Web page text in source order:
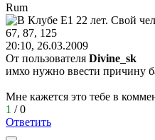
Rum
20:10, 26.03.2009
От пользователя Divine_sk
имхо нужно ввести причину
Мне кажется это тебе в
1 /0
Ответить